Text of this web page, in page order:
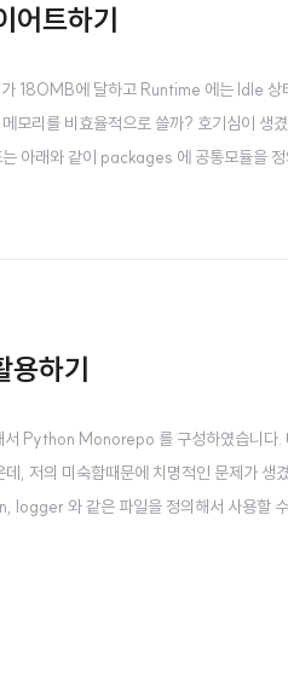
트하기
180MB에 달하고 Runtime 에는 Idle
리를 비효율적으로 쓸까? 호기심이 생
아래와 같이 packages 에 공통모듈을
하기
Python Monorepo 를 구성하였습니다
, 저의 미숙함때문에 치명적인 문제가 생
와 같은 파일을 정의해서 사용할